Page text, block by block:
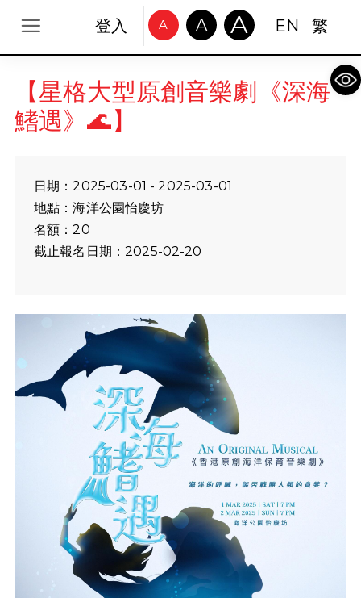
登入 A A A EN 繁
【星格大型原創音樂劇《深海
鰭遇》🌊】
日期：2025-03-01 - 2025-03-01
地點：海洋公園怡慶坊
名額：20
截止報名日期：2025-02-20